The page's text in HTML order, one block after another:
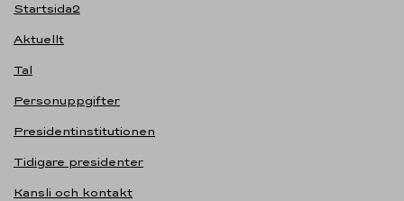
Startsida2
Aktuellt
Tal
Personuppgifter
Presidentinstitutionen
Tidigare presidenter
Kansli och kontakt